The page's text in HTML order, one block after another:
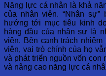
Năng lực cá nhân là khả
của nhân viên. “Nhân
hướng tới mục tiêu kinh
hàng đầu của nhân sự là
viên. Bên cạnh trách
viên, vai trò chính của họ
và phát triển nguồn vốn
và nâng cao năng lực cá